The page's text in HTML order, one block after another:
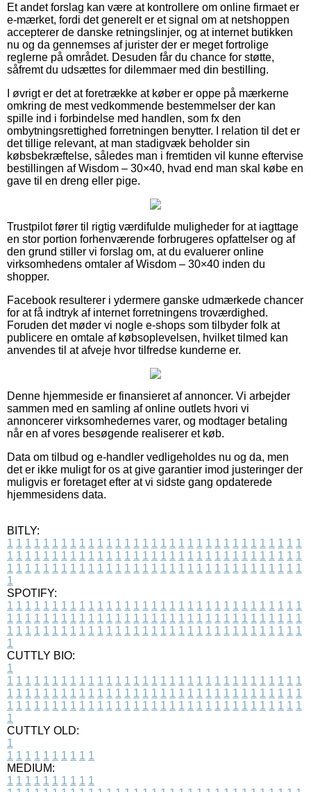
Et andet forslag kan være at kontrollere om online firmaet er
e-mærket, fordi det generelt er et signal om at netshoppen
accepterer de danske retningslinjer, og at internet butikken
nu og da gennemses af jurister der er meget fortrolige
reglerne på området. Desuden får du chance for støtte,
såfremt du udsættes for dilemmaer med din bestilling.
I øvrigt er det at foretrække at køber er oppe på mærkerne
omkring de mest vedkommende bestemmelser der kan
spille ind i forbindelse med handlen, som fx den
ombytningsrettighed forretningen benytter. I relation til det er
det tillige relevant, at man stadigvæk beholder sin
købsbekræftelse, således man i fremtiden vil kunne eftervise
bestillingen af Wisdom – 30×40, hvad end man skal købe en
gave til en dreng eller pige.
Trustpilot fører til rigtig værdifulde muligheder for at iagttage
en stor portion forhenværende forbrugeres opfattelser og af
den grund stiller vi forslag om, at du evaluerer online
virksomhedens omtaler af Wisdom – 30×40 inden du
shopper.
Facebook resulterer i ydermere ganske udmærkede chancer
for at få indtryk af internet forretningens troværdighed.
Foruden det møder vi nogle e-shops som tilbyder folk at
publicere en omtale af købsoplevelsen, hvilket tilmed kan
anvendes til at afveje hvor tilfredse kunderne er.
Denne hjemmeside er finansieret af annoncer. Vi arbejder
sammen med en samling af online outlets hvori vi
annoncerer virksomhedernes varer, og modtager betaling
når en af vores besøgende realiserer et køb.
Data om tilbud og e-handler vedligeholdes nu og da, men
det er ikke muligt for os at give garantier imod justeringer der
muligvis er foretaget efter at vi sidste gang opdaterede
hjemmesidens data.
BITLY:
1 1 1 1 1 1 1 1 1 1 1 1 1 1 1 1 1 1 1 1 1 1 1 1 1 1 1 1 1 1 1 1 1
1 1 1 1 1 1 1 1 1 1 1 1 1 1 1 1 1 1 1 1 1 1 1 1 1 1 1 1 1 1 1 1 1
1 1 1 1 1 1 1 1 1 1 1 1 1 1 1 1 1 1 1 1 1 1 1 1 1 1 1 1 1 1 1 1 1
1
SPOTIFY:
1 1 1 1 1 1 1 1 1 1 1 1 1 1 1 1 1 1 1 1 1 1 1 1 1 1 1 1 1 1 1 1 1
1 1 1 1 1 1 1 1 1 1 1 1 1 1 1 1 1 1 1 1 1 1 1 1 1 1 1 1 1 1 1 1 1
1 1 1 1 1 1 1 1 1 1 1 1 1 1 1 1 1 1 1 1 1 1 1 1 1 1 1 1 1 1 1 1 1
1
CUTTLY BIO:
1
1 1 1 1 1 1 1 1 1 1 1 1 1 1 1 1 1 1 1 1 1 1 1 1 1 1 1 1 1 1 1 1 1
1 1 1 1 1 1 1 1 1 1 1 1 1 1 1 1 1 1 1 1 1 1 1 1 1 1 1 1 1 1 1 1 1
1 1 1 1 1 1 1 1 1 1 1 1 1 1 1 1 1 1 1 1 1 1 1 1 1 1 1 1 1 1 1 1 1
1
CUTTLY OLD:
1
1 1 1 1 1 1 1 1 1 1
MEDIUM:
1 1 1 1 1 1 1 1 1 1